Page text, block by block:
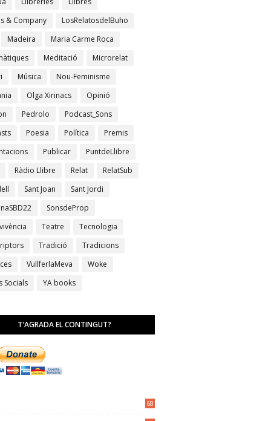
& Company
LosRelatosdelBuho
Madeira
Maria Carme Roca
Meditació
Microrelat
Música
Nou-Feminisme
Olga Xirinacs
Opinió
Pedrolo
Podcast_Sons
Poesia Política
Premis
Publicar
PuntdeLlibre
Ràdio Llibre Relat
RelatSub
Sant Joan
Sant Jordi
SonsdeProp
Teatre
Tecnologia
Tradició
Tradicions
VullferlaMeva
Woke
Socials
YA books
T'AGRADA EL CONTINGUT?
68